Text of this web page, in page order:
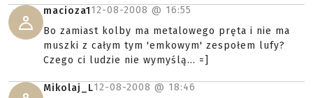
macioza112-08-2008 @ 16:55
Bo zamiast kolby ma metalowego pręta i nie ma
muszki z całym tym 'emkowym' zespołem lufy?
Czego ci ludzie nie wymyślą... =]
Mikolaj_L12-08-2008 @ 18:46